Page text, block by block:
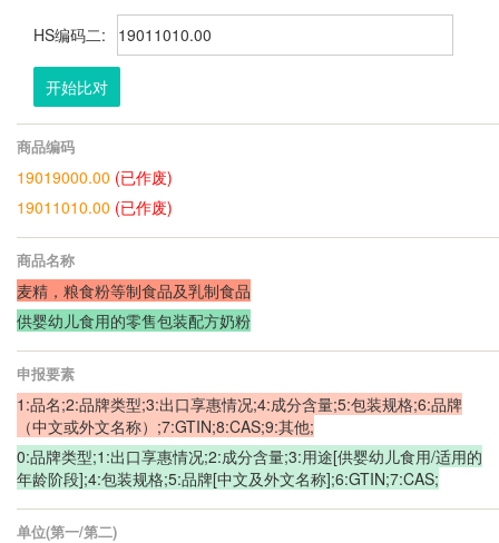
HS编码二:
开始比对
商品编码
19019000.00 (已作废)
19011010.00 (已作废)
商品名称
麦精，粮食粉等制食品及乳制食品
供婴幼儿食用的零售包装配方奶粉
申报要素
1:品名;2:品牌类型;3:出口享惠情况;4:成分含量;5:包装规格;6:品牌
（中文或外文名称）;7:GTIN;8:CAS;9:其他;
0:品牌类型;1:出口享惠情况;2:成分含量;3:用途[供婴幼儿食用/适用的
年龄阶段];4:包装规格;5:品牌[中文及外文名称];6:GTIN;7:CAS;
单位(第一/第二)